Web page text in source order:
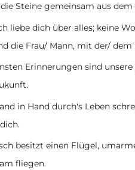
die Steine gemeinsam aus
liebe dich über alles; keine
die Frau/ Mann, mit der/
Erinnerungen sind
in Hand durch's Leben
besitzt einen Flügel,
fliegen.